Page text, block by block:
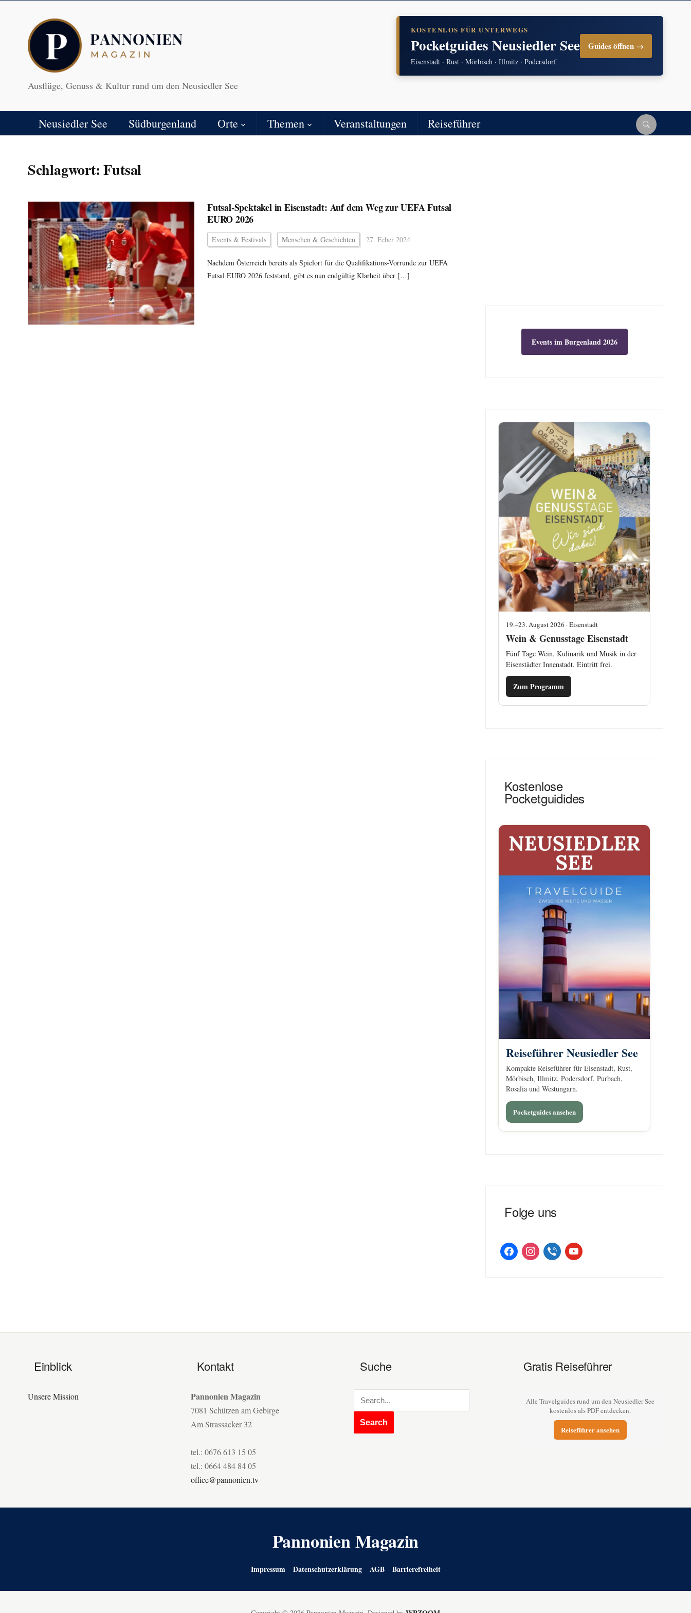
Ausflüge, Genuss & Kultur rund um den Neusiedler See
KOSTENLOS FÜR UNTERWEGS
Pocketguides Neusiedler See
Eisenstadt · Rust · Mörbisch · Illmitz · Podersdorf
Guides öffnen →
Neusiedler See Südburgenland Orte Themen Veranstaltungen Reiseführer
Schlagwort:Futsal
Futsal-Spektakel in Eisenstadt: Auf dem Weg zur UEFA Futsal
EURO 2026
Events & Festivals Menschen & Geschichten 27. Feber 2024
Nachdem Österreich bereits als Spielort für die Qualifikations-Vorrunde zur UEFA
Futsal EURO 2026 feststand, gibt es nun endgültig Klarheit über […]
Events im Burgenland 2026
19.–23. August 2026 · Eisenstadt
Wein & Genusstage Eisenstadt
Fünf Tage Wein, Kulinarik und Musik in der
Eisenstädter Innenstadt. Eintritt frei.
Zum Programm
Kostenlose
Pocketguidides
Reiseführer Neusiedler See
Kompakte Reiseführer für Eisenstadt, Rust,
Mörbisch, Illmitz, Podersdorf, Purbach,
Rosalia und Westungarn.
Pocketguides ansehen
Folge uns
facebookinstagramviber youtube
Einblick
Unsere Mission
Kontakt
Pannonien Magazin
7081 Schützen am Gebirge
Am Strassacker 32
tel.: 0676 613 15 05
tel.: 0664 484 84 05
office@pannonien.tv
Suche Gratis Reiseführer
Alle Travelguides rund um den Neusiedler See
kostenlos als PDF entdecken.
Reiseführer ansehen
Pannonien Magazin
Impressum Datenschutzerklärung AGB Barrierefreiheit